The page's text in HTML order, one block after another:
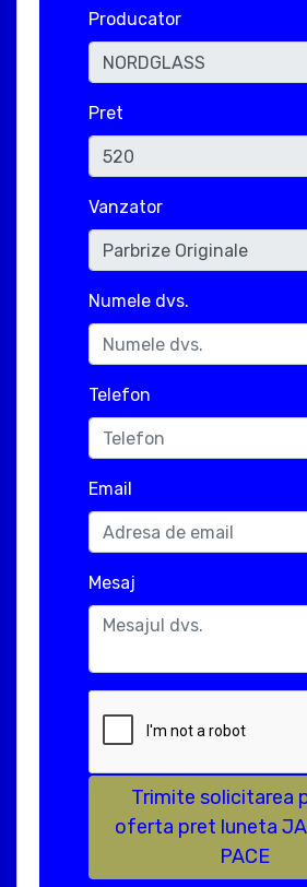
Producator
Pret
Vanzator
Numele dvs.
Telefon
Email
Mesaj
Trimite solicitarea
oferta pret luneta
PACE